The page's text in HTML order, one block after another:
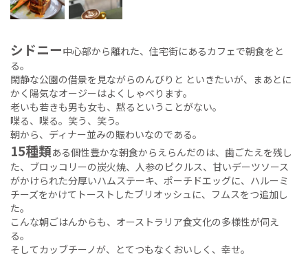
シドニー中心部から離れた、住宅街にあるカフェで朝食をと
る。
閑静な公園の借景を見ながらのんびりと といきたいが、まあとに
かく陽気なオージーはよくしゃべります。
老いも若きも男も女も、黙るということがない。
喋る、喋る。笑う、笑う。
朝から、ディナー並みの賑わいなのである。
15種類ある個性豊かな朝食からえらんだのは、歯ごたえを残し
た、ブロッコリーの炭火焼、人参のピクルス、甘いデーツソース
がかけられた分厚いハムステーキ、ポーチドエッグに、ハルーミ
チーズをかけてトーストしたブリオッシュに、フムスをつ追加し
た。
こんな朝ごはんからも、オーストラリア食文化の多様性が伺え
る。
そしてカッブチーノが、とてつもなくおいしく、幸せ。